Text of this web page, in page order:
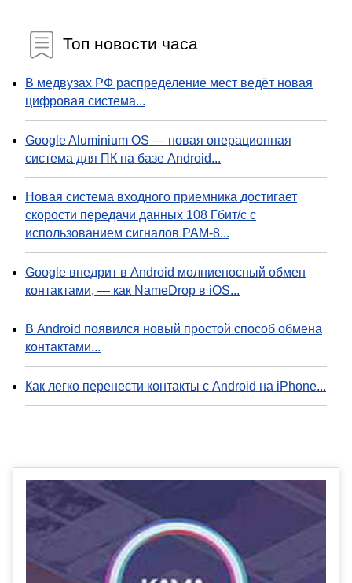
Топ новости часа
В медвузах РФ распределение мест ведёт новая
цифровая система...
Google Aluminium OS — новая операционная
система для ПК на базе Android...
Новая система входного приемника достигает
скорости передачи данных 108 Гбит/с с
использованием сигналов PAM-8...
Google внедрит в Android молниеносный обмен
контактами, — как NameDrop в iOS...
В Android появился новый простой способ обмена
контактами...
Как легко перенести контакты с Android на iPhone...